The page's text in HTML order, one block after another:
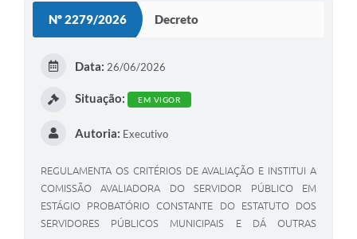
Nº 2279/2026 Decreto
Data: 26/06/2026
Situação: EM VIGOR
Autoria: Executivo
REGULAMENTA OS CRITÉRIOS DE AVALIAÇÃO E INSTITUI A
COMISSÃO AVALIADORA DO SERVIDOR PÚBLICO EM
ESTÁGIO PROBATÓRIO CONSTANTE DO ESTATUTO DOS
SERVIDORES PÚBLICOS MUNICIPAIS E DÁ OUTRAS